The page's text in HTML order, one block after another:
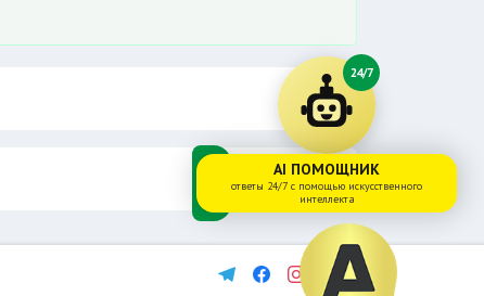
24/7
AI ПОМОЩНИК
ответы 24/7 с помощью искусственного
интеллекта